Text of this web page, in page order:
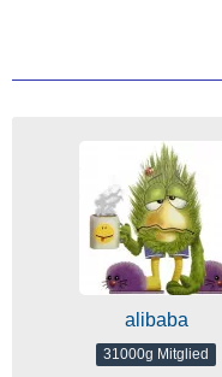
alibaba
31000g Mitglied